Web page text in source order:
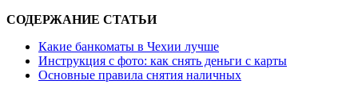
СОДЕРЖАНИЕ СТАТЬИ
Какие банкоматы в Чехии лучше
Инструкция с фото: как снять деньги с карты
Основные правила снятия наличных